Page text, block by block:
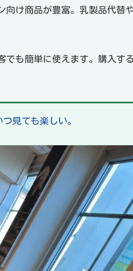
向け商品が豊富。乳製品代替
でも簡単に使えます。購入す
見ても楽しい。